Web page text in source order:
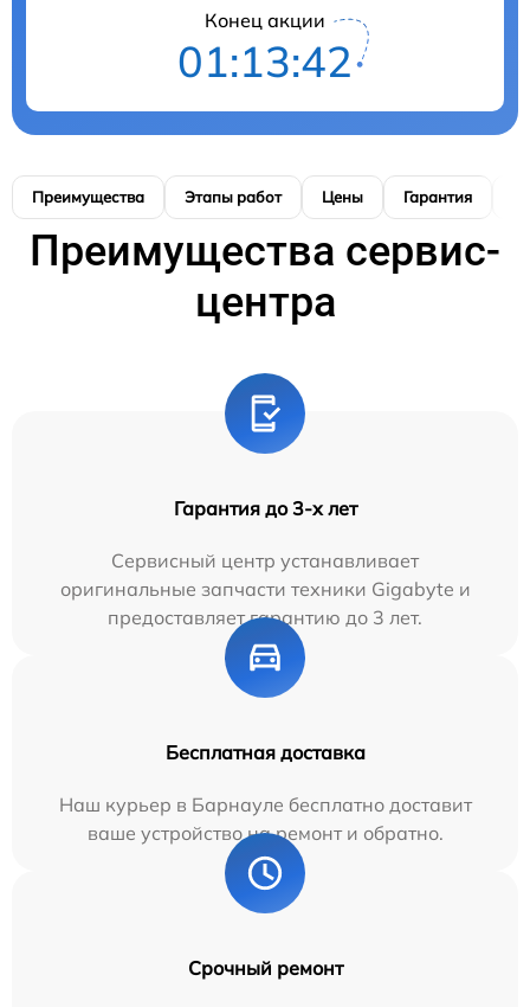
Конец акции
01:13:41
Преимущества Этапы работ Цены Гарантия
Преимущества сервис-
центра
Гарантия до 3-х лет
Сервисный центр устанавливает
оригинальные запчасти техники Gigabyte и
предоставляет гарантию до 3 лет.
Бесплатная доставка
Наш курьер в Барнауле бесплатно доставит
ваше устройство на ремонт и обратно.
Срочный ремонт